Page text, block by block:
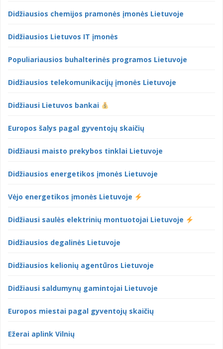
Didžiausios chemijos pramonės įmonės Lietuvoje
Didžiausios Lietuvos IT įmonės
Populiariausios buhalterinės programos Lietuvoje
Didžiausios telekomunikacijų įmonės Lietuvoje
Didžiausi Lietuvos bankai
Europos šalys pagal gyventojų skaičių
Didžiausi maisto prekybos tinklai Lietuvoje
Didžiausios energetikos įmonės Lietuvoje
Vėjo energetikos įmonės Lietuvoje
Didžiausi saulės elektrinių montuotojai Lietuvoje
Didžiausios degalinės Lietuvoje
Didžiausios kelionių agentūros Lietuvoje
Didžiausi saldumynų gamintojai Lietuvoje
Europos miestai pagal gyventojų skaičių
Ežerai aplink Vilnių